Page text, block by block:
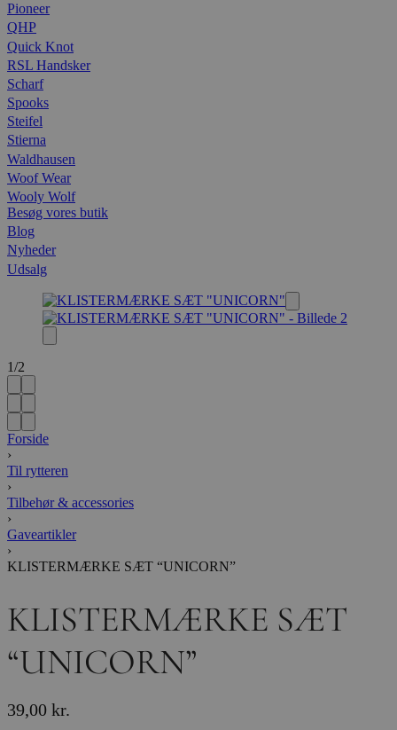
Pioneer
QHP
Quick Knot
RSL Handsker
Scharf
Spooks
Steifel
Stierna
Waldhausen
Woof Wear
Wooly Wolf
Besøg vores butik
Blog
Nyheder
Udsalg
1/2
Forside
›
Til rytteren
›
Tilbehør & accessories
›
Gaveartikler
›
KLISTERMÆRKE SÆT “UNICORN”
KLISTERMÆRKE SÆT
“UNICORN”
39,00 kr.